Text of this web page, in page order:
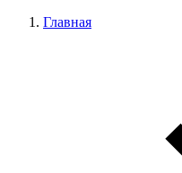
Главная